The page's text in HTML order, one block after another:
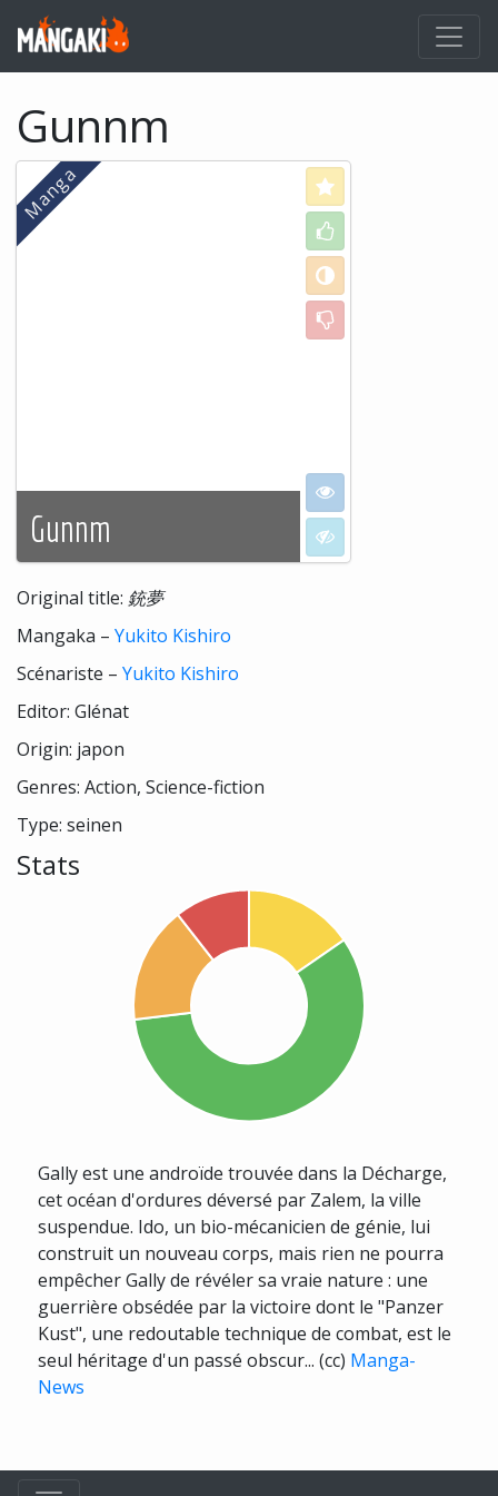
Gunnm
Gunnm
Love
Like
Neutral
Dislike
I want to see
I don't want to see
Original title: 銃夢
Mangaka – Yukito Kishiro
Scénariste – Yukito Kishiro
Editor: Glénat
Origin: japon
Genres: Action, Science-fiction
Type: seinen
Stats
Gally est une androïde trouvée dans la Décharge,
cet océan d'ordures déversé par Zalem, la ville
suspendue. Ido, un bio-mécanicien de génie, lui
construit un nouveau corps, mais rien ne pourra
empêcher Gally de révéler sa vraie nature : une
guerrière obsédée par la victoire dont le "Panzer
Kust", une redoutable technique de combat, est le
seul héritage d'un passé obscur... (cc) Manga-
News